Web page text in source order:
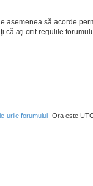
asemenea să acorde
că aţi citit regulile
Ora este
urile forumului